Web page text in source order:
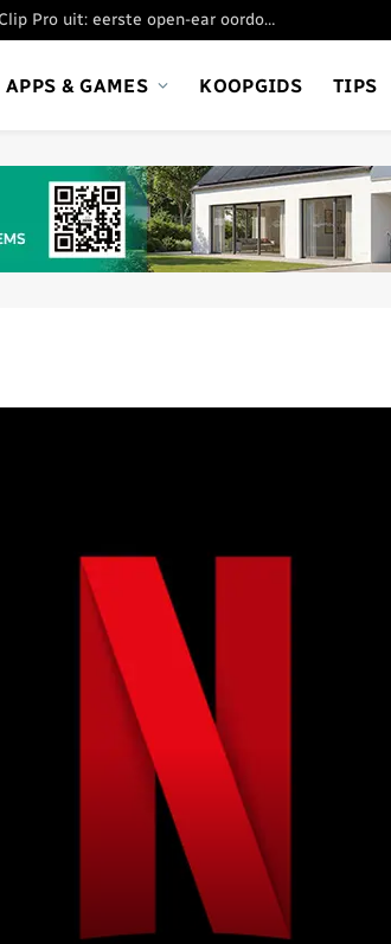
Nothing’s submerk CMF brengt Clip Pro uit: eerste open-ear oordopjes
APPS & GAMES KOOPGIDS TIPS